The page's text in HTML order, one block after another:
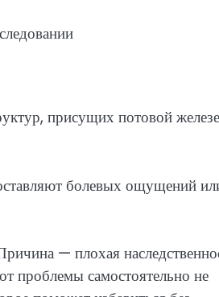
присущих потовой
болевых ощущений
— плохая
проблемы самостоятельно не